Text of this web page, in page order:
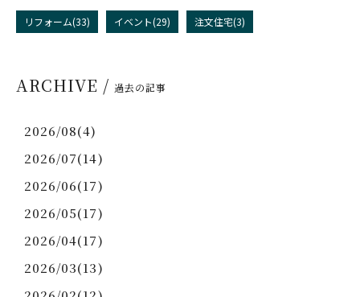
リフォーム(33) イベント(29) 注文住宅(3)
ARCHIVE / 過去の記事
2026/08(4)
2026/07(14)
2026/06(17)
2026/05(17)
2026/04(17)
2026/03(13)